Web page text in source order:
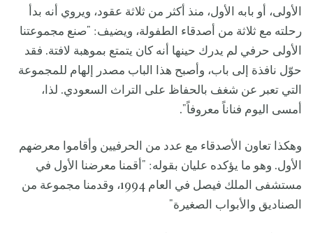
الأولى، أو بابه الأول، منذ أكثر من ثلاثة عقود، ويروي أنه بدأ
رحلته مع ثلاثة من أصدقاء الطفولة، ويضيف: "صنع مجموعتنا
الأولى حرفي لم يدرك حينها أنه كان يتمتع بموهبة لافتة. فقد
حوّل نافذة إلى باب، وأصبح هذا الباب مصدر إلهام للمجموعة
التي تعبر عن شغف بالحفاظ على التراث السعودي. لذا،
أمسى اليوم فناناً معروفاً".
وهكذا تعاون الأصدقاء مع عدد من الحرفيين وأقاموا معرضهم
الأول. وهو ما يؤكده عليان بقوله: "أقمنا معرضنا الأول في
مستشفى الملك فيصل في العام 1994، وقدمنا مجموعة من
الصناديق والأبواب الصغيرة"